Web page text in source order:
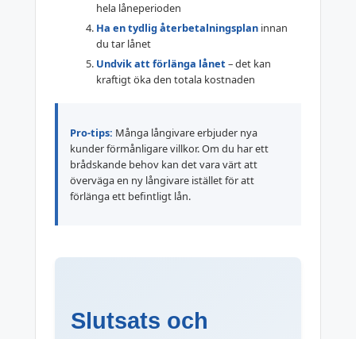
hela låneperioden
Ha en tydlig återbetalningsplan innan
du tar lånet
Undvik att förlänga lånet– det kan
kraftigt öka den totala kostnaden
Pro-tips: Många långivare erbjuder nya
kunder förmånligare villkor. Om du har ett
brådskande behov kan det vara värt att
överväga en ny långivare istället för att
förlänga ett befintligt lån.
Slutsats och